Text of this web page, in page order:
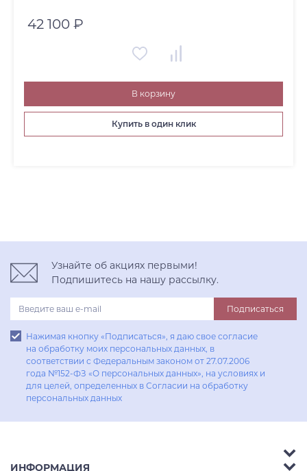
42 100 ₽
В корзину
Купить в один клик
Узнайте об акциях первыми!
Подпишитесь на нашу рассылку.
Подписаться
Нажимая кнопку «Подписаться», я даю свое согласие
на обработку моих персональных данных, в
соответствии с Федеральным законом от 27.07.2006
года №152-ФЗ «О персональных данных», на условиях и
для целей, определенных в Согласии на обработку
персональных данных
ИНФОРМАЦИЯ